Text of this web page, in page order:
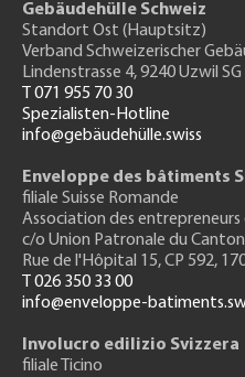
Gebäudehülle Schweiz
Standort Ost (Hauptsitz)
Verband Schweizerischer
Lindenstrasse 4, 9240 Uzwil SG
T 071 955 70 30
Spezialisten-Hotline
info@gebäudehülle.swiss
Enveloppe des bâtiments
filiale Suisse Romande
Association des entrepreneurs
c/o Union Patronale du
Rue de l'Hôpital 15, CP 592,
T 026 350 33 00
info@enveloppe-
Involucro edilizio Svizzera
filiale Ticino